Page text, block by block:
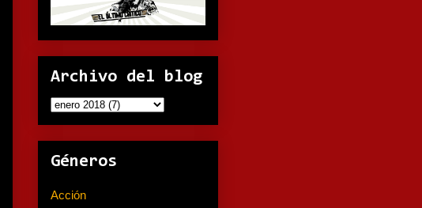
Archivo del blog
Géneros
Acción